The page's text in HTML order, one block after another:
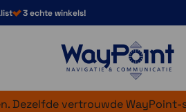
3 echte winkels!
Dezelfde vertrouwde WayPoint-